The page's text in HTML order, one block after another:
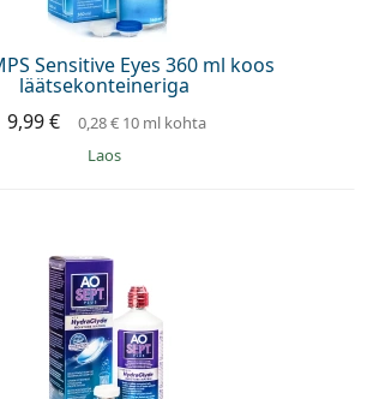
Sensitive Eyes 360 ml koos
läätsekonteineriga
9,99 €
0,28 €10 ml kohta
Laos